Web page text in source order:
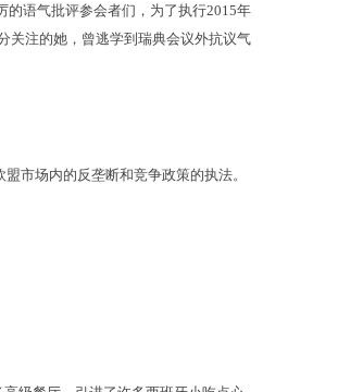
的语气批评参会者们，为了执行2015年
关注的她，曾逃学到瑞典会议外抗议气
市场内的反垄断和竞争政策的执法。